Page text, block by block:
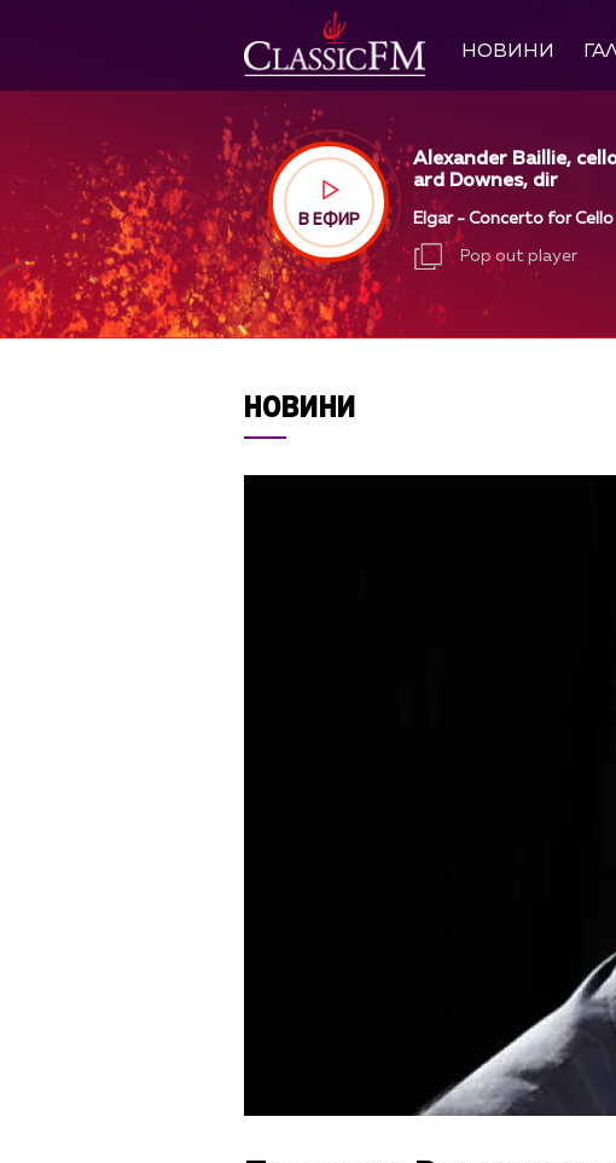
НОВИНИ
В ЕФИР
Alexander Baillie,
ard Downes, dir
Elgar - Concerto for
Pop out player
НОВИНИ